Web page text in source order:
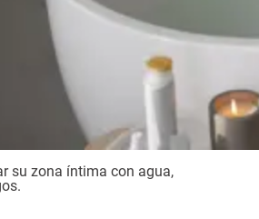
su zona íntima con agua,